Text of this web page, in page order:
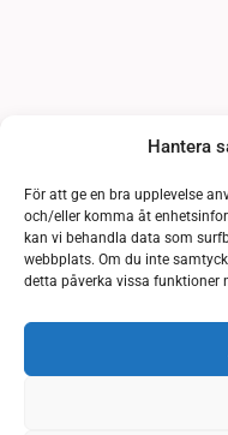
Hantera
För att ge en bra upplevelse
och/eller komma åt
kan vi behandla data som
webbplats. Om du inte
detta påverka vissa funktioner